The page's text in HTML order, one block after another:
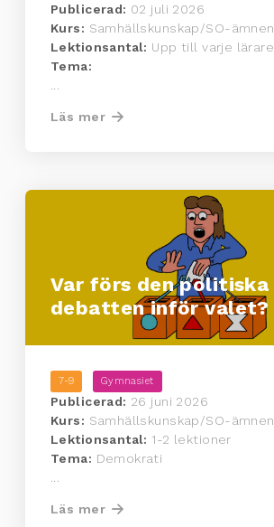
Publicerad: 02 juli 2026
Kurs: Samhällskunskap/SO-ämnen
Lektionsantal: Upp till varje lärare
Tema:
Läs mer
Var förs den politiska
debatten inför valet?
7-9 Gymnasiet
Publicerad: 26 juni 2026
Kurs: Samhällskunskap/SO-ämnen
Lektionsantal: 1-2 lektioner
Tema: Demokrati
Läs mer